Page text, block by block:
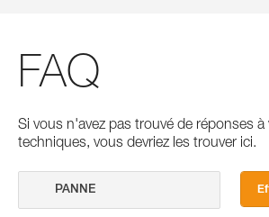
FAQ
Si vous n'avez pas trouvé de réponses
techniques, vous devriez les trouver ici.